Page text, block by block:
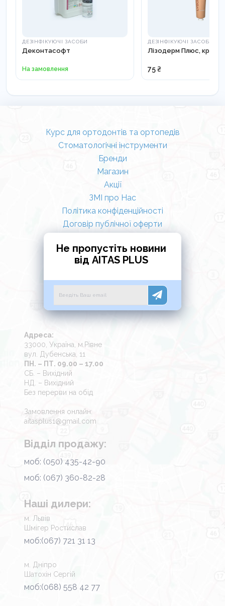
ДЕЗІНФІКУЮЧІ ЗАСОБИ
Деконтасофт
На замовлення
ДЕЗІНФІКУЮЧІ ЗАСОБИ
Лізодерм Плюс, крем
75 ₴
Курс для ортодонтів та ортопедів
Стоматологічні інструменти
Бренди
Магазин
Акції
ЗМІ про Нас
Політика конфіденційності
Договір публічної оферти
Не пропустіть новини
від AITAS PLUS
Адреса:
33000, Україна, м.Рівне
вул. Дубенська, 11
ПН. – ПТ. 09.00 – 17.00
СБ. – Вихідний
НД. – Вихідний
Без перерви на обід
Замовлення онлайн:
aitasplus1@gmail.com
Відділ продажу:
моб: (050) 435-42-90
моб: (067) 360-82-28
Наші дилери:
м. Львів
Шмігер Ростислав
моб:(067) 721 31 13
м. Дніпро
Шатохін Сергій
моб:(068) 558 42 77